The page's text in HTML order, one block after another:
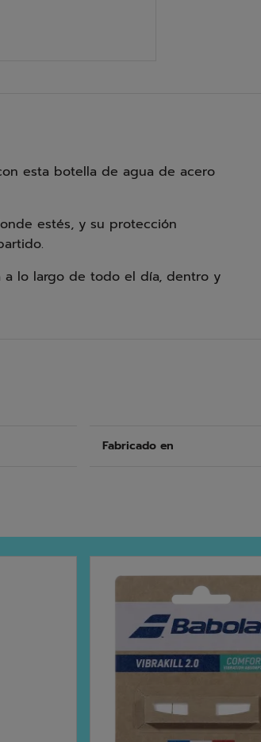
esta botella de agua de acero
estés, y su protección
a lo largo de todo el día, dentro y
Fabricado en